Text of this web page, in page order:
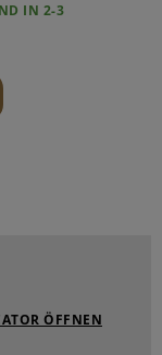
IN 2-3
ÖFFNEN